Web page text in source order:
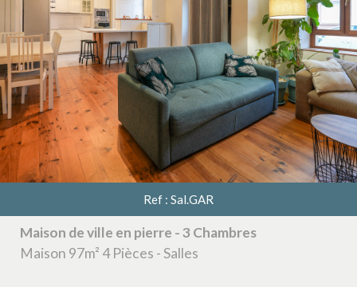
5KM 10KM 25KM
Critères supplémentaires
Piscine Parking Terrasse
RECHERCHER
+ de critères
+
Ref : Sal.GAR
Maison de ville en pierre - 3 Chambres
Maison 97m² 4 Pièces - Salles